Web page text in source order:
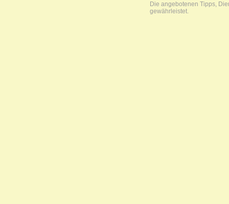
Die angebotenen Tipps,
gewährleistet.